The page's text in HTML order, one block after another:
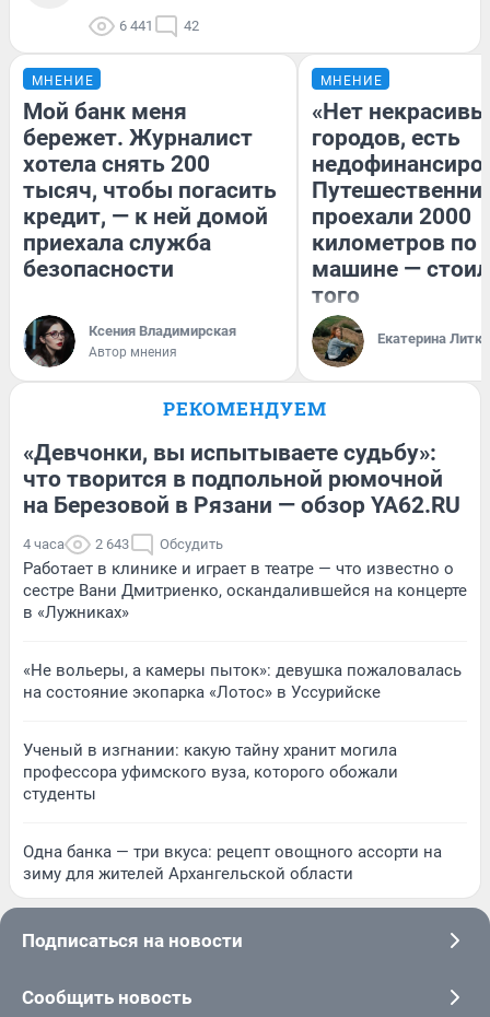
6 441 42
МНЕНИЕ
Мой банк меня
бережет. Журналист
хотела снять 200
тысяч, чтобы погасить
кредит, — к ней домой
приехала служба
безопасности
Ксения Владимирская
Автор мнения
МНЕНИЕ
«Нет
городов, есть
проехали 2000
километров по
машине —
того
Екатерина
РЕКОМЕНДУЕМ
«Девчонки, вы испытываете судьбу»:
что творится в подпольной рюмочной
на Березовой в Рязани — обзор YA62.RU
4 часа 2 643 Обсудить
Работает в клинике и играет в театре — что известно о
сестре Вани Дмитриенко, оскандалившейся на концерте
в «Лужниках»
«Не вольеры, а камеры пыток»: девушка пожаловалась
на состояние экопарка «Лотос» в Уссурийске
Ученый в изгнании: какую тайну хранит могила
профессора уфимского вуза, которого обожали
студенты
Одна банка — три вкуса: рецепт овощного ассорти на
зиму для жителей Архангельской области
Подписаться на новости
Сообщить новость